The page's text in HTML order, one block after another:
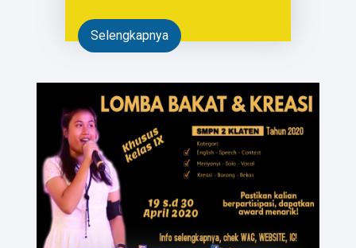
Selengkapnya